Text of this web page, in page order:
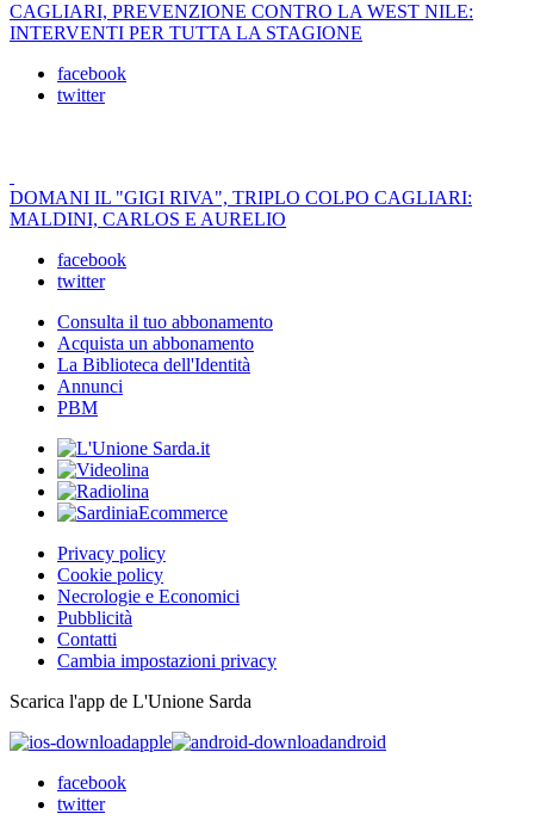
CAGLIARI, PREVENZIONE CONTRO LA WEST NILE:
INTERVENTI PER TUTTA LA STAGIONE
facebook
twitter
DOMANI IL "GIGI RIVA", TRIPLO COLPO CAGLIARI:
MALDINI, CARLOS E AURELIO
facebook
twitter
Consulta il tuo abbonamento
Acquista un abbonamento
La Biblioteca dell'Identità
Annunci
PBM
Privacy policy
Cookie policy
Necrologie e Economici
Pubblicità
Contatti
Cambia impostazioni privacy
Scarica l'app de L'Unione Sarda
apple
android
facebook
twitter